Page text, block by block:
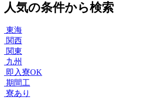
人気の条件から検索
東海
関西
関東
九州
即入寮OK
期間工
寮あり